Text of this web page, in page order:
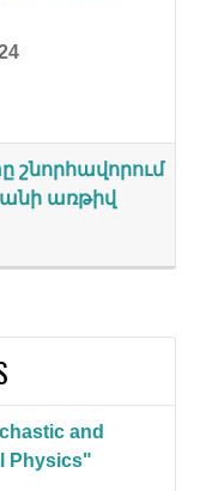
առթիվ
and
Physics"